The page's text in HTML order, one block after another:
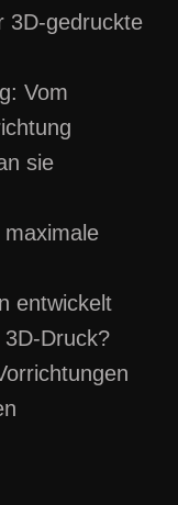
3D-gedruckte
Vom
sie
entwickelt
Druck?